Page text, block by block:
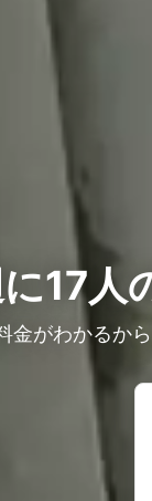
17人
金がわかるか